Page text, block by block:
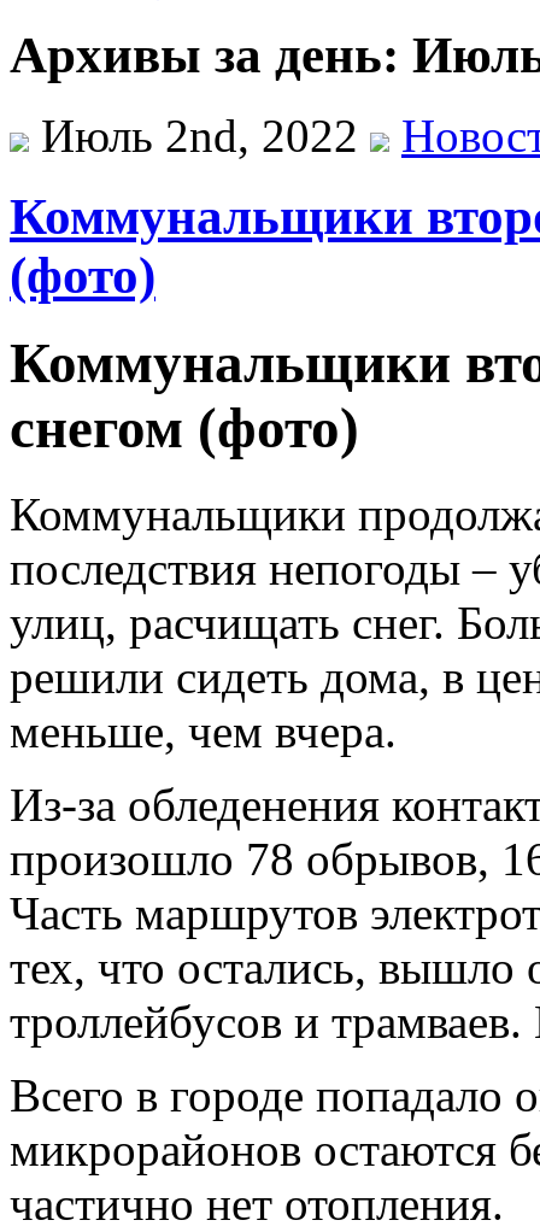
Архивы за день:
Июль 2nd, 2022
Коммунальщики
(фото)
Коммунальщики
снегом (фото)
Коммунальщики
последствия непогоды –
улиц, расчищать снег.
решили сидеть дома, в
меньше, чем вчера.
Из-за обледенения
произошло 78 обрывов,
Часть маршрутов
тех, что остались, вышло
троллейбусов и
Всего в городе попадало
микрорайонов остаются
частично нет отопления.